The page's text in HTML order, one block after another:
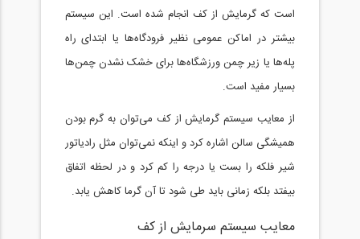
است که گرمایش از کف انجام شده است. این سیستم
بیشتر در اماکن عمومی نظیر فرودگاه‌ها یا ابتدای راه
پله‌ها یا زیر چمن ورزشگاه‌ها برای خشک نشدن چمن‌ها
بسیار مفید است.
از معایب سیستم گرمایش از کف می‌توان به گرم بودن
همیشگی سالن اشاره کرد و اینکه نمی‌توان مثل رادیاتور
شیر فلکه را بست یا درجه را کم کرد و در لحظه اتفاق
بیفتد بلکه زمانی باید طی شود تا آن گرما کاهش یابد.
معایب سیستم سرمایش از کف